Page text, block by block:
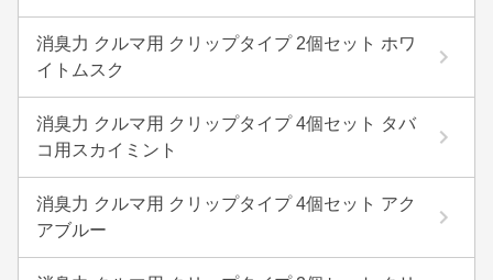
消臭力 クルマ用 クリップタイプ 2個セット ホワ
イトムスク
消臭力 クルマ用 クリップタイプ 4個セット タバ
コ用スカイミント
消臭力 クルマ用 クリップタイプ 4個セット アク
アブルー